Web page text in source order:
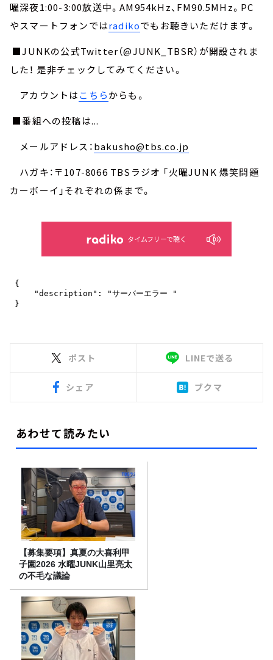
曜深夜1:00-3:00放送中。AM954kHz、FM90.5MHz。PC
やスマートフォンではradikoでもお聴きいただけます。
■JUNKの公式Twitter（@JUNK_TBSR）が開設されま
した！ 是非チェックしてみてください。
アカウントはこちらからも。
■番組への投稿は...
メールアドレス：bakusho@tbs.co.jp
ハガキ：〒107-8066 TBSラジオ 「火曜JUNK 爆笑問題
カーボーイ」それぞれの係まで。
タイムフリーで聴く
ポスト LINEで送る
シェア ブクマ
あわせて読みたい
【募集要項】真夏の大喜利甲
子園2026 水曜JUNK山里亮太
の不毛な議論